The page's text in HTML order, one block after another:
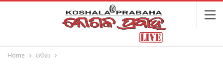
Home ଓଡିଶା